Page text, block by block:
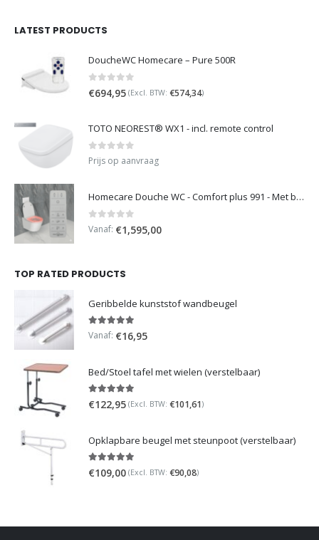
LATEST PRODUCTS
DoucheWC Homecare – Pure 500R
0 out of 5
€694,95 (Excl. BTW: €574,34)
TOTO NEOREST® WX1 - incl. remote control
0 out of 5
Prijs op aanvraag
Homecare Douche WC - Comfort plus 991 - Met brilverwarming
0 out of 5
Vanaf: €1,595,00
TOP RATED PRODUCTS
Geribbelde kunststof wandbeugel
5.00out of 5
Vanaf: €16,95
Bed/Stoel tafel met wielen (verstelbaar)
5.00out of 5
€122,95 (Excl. BTW: €101,61)
Opklapbare beugel met steunpoot (verstelbaar)
5.00out of 5
€109,00 (Excl. BTW: €90,08)